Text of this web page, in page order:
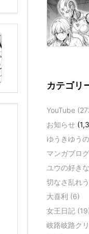
カテゴリ
YouTube
お知らせ
ゆうきゆう
マンガブログ
ユウの好き
切なさ乱れ
大喜利 (6)
女王日記
岐路岐路ク